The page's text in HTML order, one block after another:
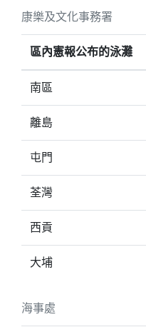
康樂及文化事務署
區內憲報公布的泳灘
南區
離島
屯門
荃灣
西貢
大埔
海事處